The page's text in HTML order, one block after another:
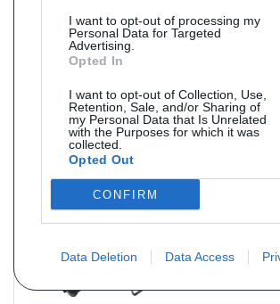
I want to opt-out of processing my
Personal Data for Targeted
Advertising.
Opted In
I want to opt-out of Collection, Use,
Retention, Sale, and/or Sharing of
my Personal Data that Is Unrelated
with the Purposes for which it was
collected.
Opted Out
CONFIRM
Data Deletion Data Access
Référence : 11502 Livraison 6j
Filtre à particules NEUF pour BMW X1 2.0 18d TD
B47C20A)
Norme : Euro 6
catalyseur et FAP combinés
PRIX : 1515 € TTC